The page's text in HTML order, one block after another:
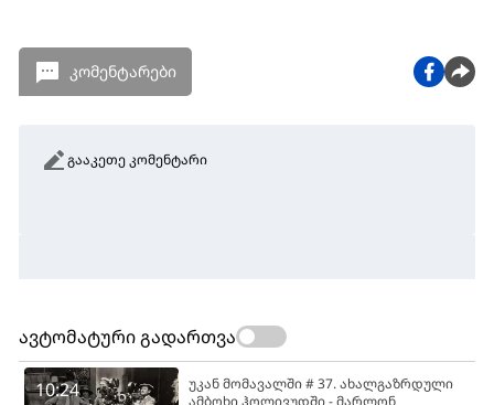
კომენტარები
გააკეთე კომენტარი
ავტომატური გადართვა
10:24
უკან მომავალში # 37. ახალგაზრდული
ამბოხი ჰოლივუდში - მარლონ